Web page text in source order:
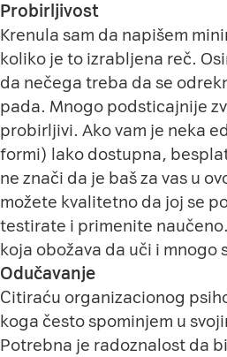
Probirljivost
Krenula sam da napišem
koliko je to izrabljena reč.
da nečega treba da se
pada. Mnogo podsticajnije
probirljivi. Ako vam je neka
formi) lako dostupna,
ne znači da je baš za vas u
možete kvalitetno da joj se
testirate i primenite
koja obožava da uči i mnogo
Odučavanje
Citiraću organizacionog
koga često spominjem u
Potrebna je radoznalost da